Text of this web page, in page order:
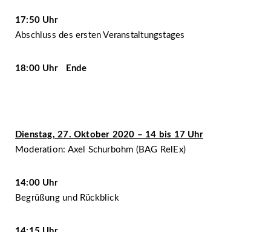
17:50 Uhr
Abschluss des ersten Veranstaltungstages
18:00 Uhr Ende
Dienstag, 27. Oktober 2020 – 14 bis 17 Uhr
Moderation: Axel Schurbohm (BAG RelEx)
14:00 Uhr
Begrüßung und Rückblick